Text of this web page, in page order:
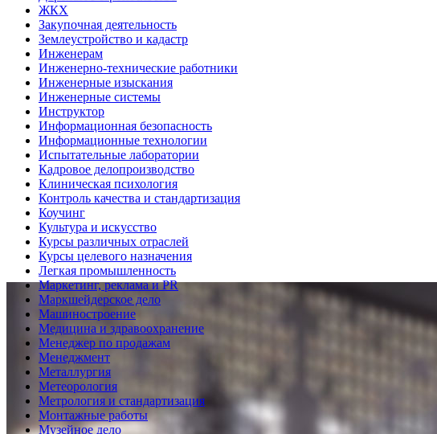
ЖКХ
Закупочная деятельность
Землеустройство и кадастр
Инженерам
Инженерно-технические работники
Инженерные изыскания
Инженерные системы
Инструктор
Информационная безопасность
Информационные технологии
Испытательные лаборатории
Кадровое делопроизводство
Клиническая психология
Контроль качества и стандартизация
Коучинг
Культура и искусство
Курсы различных отраслей
Курсы целевого назначения
Легкая промышленность
Маркетинг, реклама и PR
Маркшейдерское дело
Машиностроение
Медицина и здравоохранение
Менеджер по продажам
Менеджмент
Металлургия
Метеорология
Метрология и стандартизация
Монтажные работы
Музейное дело